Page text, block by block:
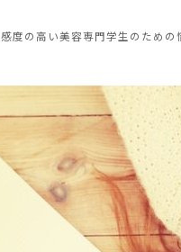
感度の高い美容専門学生のための